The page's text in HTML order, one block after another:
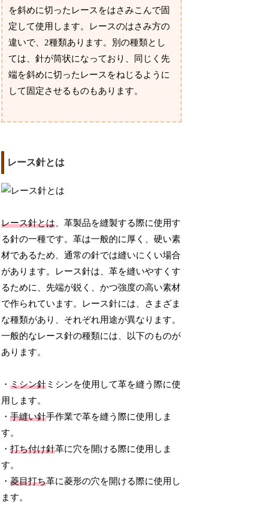
を斜めに切ったレースをはさみこんで固
定して使用します。レースのはさみ方の
違いで、2種類あります。別の種類とし
ては、針が筒状になっており、同じく先
端を斜めに切ったレースをねじるように
して固定させるものもあります。
レース針とは
レース針とは、革製品を縫製する際に使用す
る針の一種です。革は一般的に厚く、硬い素
材であるため、通常の針では縫いにくい場合
があります。レース針は、革を縫いやすくす
るために、先端が鋭く、かつ強度の高い素材
で作られています。レース針には、さまざま
な種類があり、それぞれ用途が異なります。
一般的なレース針の種類には、以下のものが
あります。
・ミシン針ミシンを使用して革を縫う際に使
用します。
・手縫い針手作業で革を縫う際に使用しま
す。
・打ち付け針革に穴を開ける際に使用しま
す。
・菱目打ち革に菱形の穴を開ける際に使用し
ます。